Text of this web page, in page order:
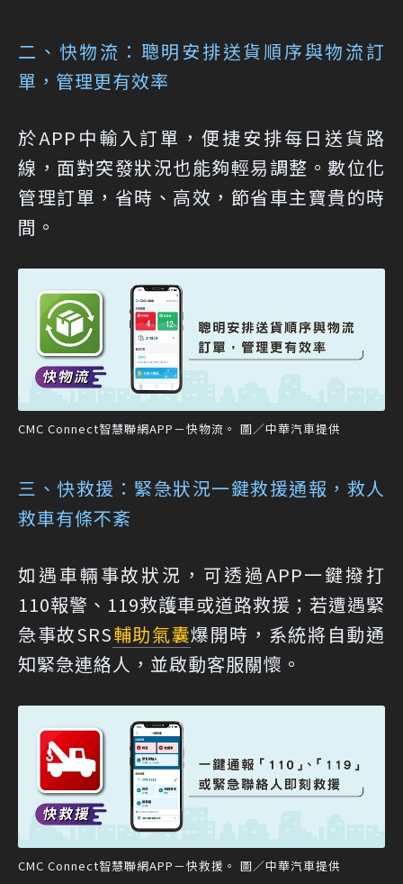
二、快物流：聰明安排送貨順序與物流訂
單，管理更有效率
於APP中輸入訂單，便捷安排每日送貨路
線，面對突發狀況也能夠輕易調整。數位化
管理訂單，省時、高效，節省車主寶貴的時
間。
CMC Connect智慧聯網APP－快物流。 圖／中華汽車提供
三、快救援：緊急狀況一鍵救援通報，救人
救車有條不紊
如遇車輛事故狀況，可透過APP一鍵撥打
110報警、119救護車或道路救援；若遭遇緊
急事故SRS輔助氣囊爆開時，系統將自動通
知緊急連絡人，並啟動客服關懷。
CMC Connect智慧聯網APP－快救援。 圖／中華汽車提供